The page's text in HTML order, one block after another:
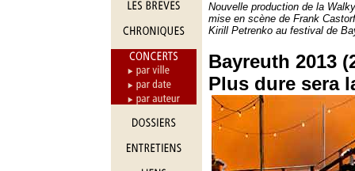
Nouvelle production de la
mise en scène de Frank
Kirill Petrenko au festival de
Bayreuth 2013
Plus dure sera